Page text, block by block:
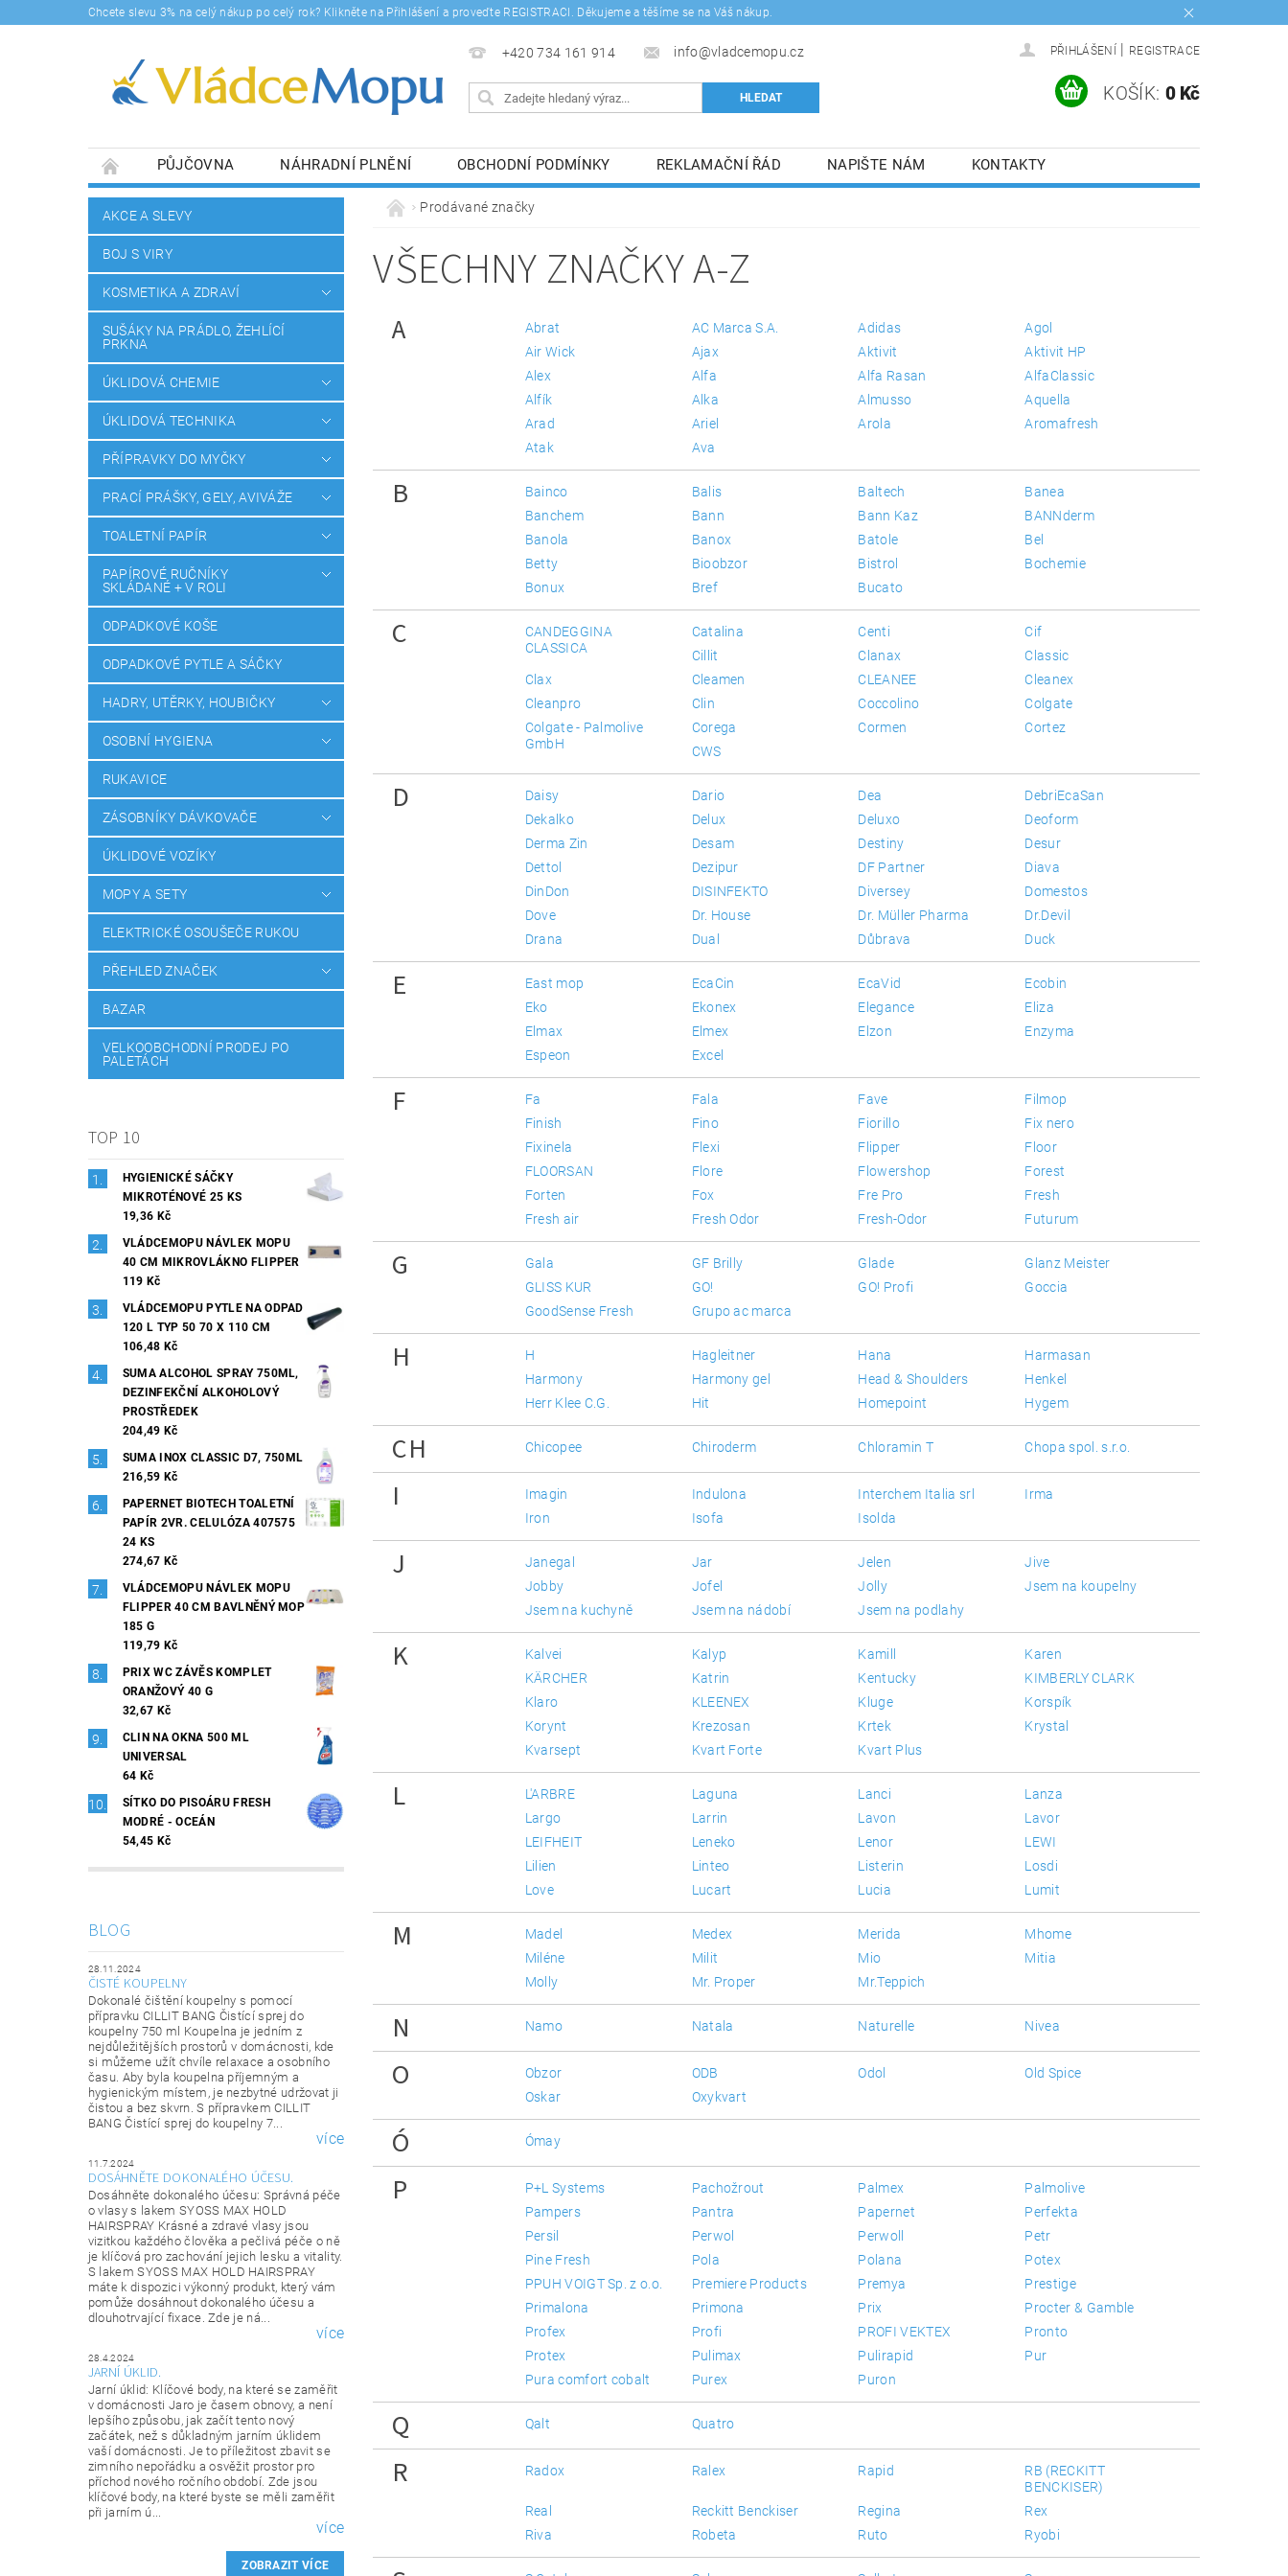
Chcete slevu 3% na celý nákup po celý rok? Klikněte na Přihlášení a proveďte REGISTRACI. Děkujeme a těšíme se na Váš nákup.
+420 734 161 914 info@vladcemopu.cz PŘIHLÁŠENÍ REGISTRACE
KOŠÍK: 0 Kč
PŮJČOVNA NÁHRADNÍ PLNĚNÍ OBCHODNÍ PODMÍNKY REKLAMAČNÍ ŘÁD NAPIŠTE NÁM
KONTAKTY
DOPRAVY A PLATBA
BLOG SOUHLASÍM SE ZPRACOVÁNÍM OSOBNÍCH ÚDAJŮ.
AKCE A SLEVY
BOJ S VIRY
KOSMETIKA A ZDRAVÍ
SUŠÁKY NA PRÁDLO, ŽEHLÍCÍ
PRKNA
ÚKLIDOVÁ CHEMIE
ÚKLIDOVÁ TECHNIKA
PŘÍPRAVKY DO MYČKY
PRACÍ PRÁŠKY, GELY, AVIVÁŽE
TOALETNÍ PAPÍR
PAPÍROVÉ RUČNÍKY
SKLÁDANÉ + V ROLI
ODPADKOVÉ KOŠE
ODPADKOVÉ PYTLE A SÁČKY
HADRY, UTĚRKY, HOUBIČKY
OSOBNÍ HYGIENA
RUKAVICE
ZÁSOBNÍKY DÁVKOVAČE
ÚKLIDOVÉ VOZÍKY
MOPY A SETY
ELEKTRICKÉ OSOUŠEČE RUKOU
PŘEHLED ZNAČEK
BAZAR
VELKOOBCHODNÍ PRODEJ PO
PALETÁCH
TOP 10
HYGIENICKÉ SÁČKY
MIKROTÉNOVÉ 25 KS
19,36 Kč
VLÁDCEMOPU NÁVLEK MOPU
40 CM MIKROVLÁKNO FLIPPER
119 Kč
VLÁDCEMOPU PYTLE NA ODPAD
120 L TYP 50 70 X 110 CM
106,48 Kč
SUMA ALCOHOL SPRAY 750ML,
DEZINFEKČNÍ ALKOHOLOVÝ
PROSTŘEDEK
204,49 Kč
SUMA INOX CLASSIC D7, 750ML
216,59 Kč
PAPERNET BIOTECH TOALETNÍ
PAPÍR 2VR. CELULÓZA 407575
24 KS
274,67 Kč
VLÁDCEMOPU NÁVLEK MOPU
FLIPPER 40 CM BAVLNĚNÝ MOP
185 G
119,79 Kč
PRIX WC ZÁVĚS KOMPLET
ORANŽOVÝ 40 G
32,67 Kč
CLIN NA OKNA 500 ML
UNIVERSAL
64 Kč
SÍTKO DO PISOÁRU FRESH
MODRÉ - OCEÁN
54,45 Kč
BLOG
28.11.2024
ČISTÉ KOUPELNY
Dokonalé čištění koupelny s pomocí
přípravku CILLIT BANG Čistící sprej do
koupelny 750 ml Koupelna je jedním z
nejdůležitějších prostorů v domácnosti, kde
si můžeme užít chvíle relaxace a osobního
času. Aby byla koupelna příjemným a
hygienickým místem, je nezbytné udržovat ji
čistou a bez skvrn. S přípravkem CILLIT
BANG Čistící sprej do koupelny 7...
více
11.7.2024
DOSÁHNĚTE DOKONALÉHO ÚČESU.
Dosáhněte dokonalého účesu: Správná péče
o vlasy s lakem SYOSS MAX HOLD
HAIRSPRAY Krásné a zdravé vlasy jsou
vizitkou každého člověka a pečlivá péče o ně
je klíčová pro zachování jejich lesku a vitality.
S lakem SYOSS MAX HOLD HAIRSPRAY
máte k dispozici výkonný produkt, který vám
pomůže dosáhnout dokonalého účesu a
dlouhotrvající fixace. Zde je ná...
více
28.4.2024
JARNÍ ÚKLID.
Jarní úklid: Klíčové body, na které se zaměřit
v domácnosti Jaro je časem obnovy, a není
lepšího způsobu, jak začít tento nový
začátek, než s důkladným jarním úklidem
vaší domácnosti. Je to příležitost zbavit se
zimního nepořádku a osvěžit prostor pro
příchod nového ročního období. Zde jsou
klíčové body, na které byste se měli zaměřit
při jarním ú...
více
ZOBRAZIT VÍCE
Prodávané značky
VŠECHNY ZNAČKY A-Z
A Abrat AC Marca S.A. Adidas
Agol
Air Wick
Ajax Aktivit
Aktivit HP
Alex
Alfa Alfa Rasan
AlfaClassic
Alfík
Alka Almusso
Aquella
Arad
Ariel Arola
Aromafresh
Atak
Ava
B Bainco Balis Baltech
Banea
Banchem
Bann Bann Kaz
BANNderm
Banola
Banox Batole
Bel
Betty
Bioobzor Bistrol
Bochemie
Bonux
Bref Bucato
C
CANDEGGINA
CLASSICA
Catalina Centi
Cif
Cillit
Clanax
Classic
Clax
Cleamen CLEANEE
Cleanex
Cleanpro
Clin Coccolino
Colgate
Colgate - Palmolive
GmbH
Corega Cormen
Cortez
CWS
D Daisy Dario Dea
DebriEcaSan
Dekalko
Delux Deluxo
Deoform
Derma Zin
Desam Destiny
Desur
Dettol
Dezipur DF Partner
Diava
DinDon
DISINFEKTO Diversey
Domestos
Dove
Dr. House Dr. Müller Pharma
Dr.Devil
Drana
Dual Důbrava Duck
E East mop EcaCin EcaVid
Ecobin
Eko
Ekonex Elegance
Eliza
Elmax
Elmex Elzon
Enzyma
Espeon
Excel
F Fa Fala Fave
Filmop
Finish
Fino Fiorillo
Fix nero
Fixinela
Flexi Flipper
Floor
FLOORSAN
Flore Flowershop
Forest
Forten
Fox Fre Pro
Fresh
Fresh air
Fresh Odor Fresh-Odor Futurum
G Gala GF Brilly Glade
Glanz Meister
GLISS KUR
GO! GO! Profi
Goccia
GoodSense Fresh
Grupo ac marca
H H Hagleitner Hana
Harmasan
Harmony
Harmony gel Head & Shoulders
Henkel
Herr Klee C.G.
Hit Homepoint Hygem
CH Chicopee Chiroderm Chloramin T Chopa spol. s.r.o.
I Imagin Indulona Interchem Italia srl
Irma
Iron
Isofa Isolda
J Janegal Jar Jelen
Jive
Jobby
Jofel Jolly
Jsem na koupelny
Jsem na kuchyně
Jsem na nádobí Jsem na podlahy
K Kalvei Kalyp Kamill
Karen
KÄRCHER
Katrin Kentucky
KIMBERLY CLARK
Klaro
KLEENEX Kluge
Korspík
Korynt
Krezosan Krtek
Krystal
Kvarsept
Kvart Forte Kvart Plus
L L'ARBRE Laguna Lanci
Lanza
Largo
Larrin Lavon
Lavor
LEIFHEIT
Leneko Lenor
LEWI
Lilien
Linteo Listerin
Losdi
Love
Lucart Lucia Lumit
M Madel Medex Merida
Mhome
Miléne
Milit Mio
Mitia
Molly
Mr. Proper Mr.Teppich
N Namo Natala Naturelle Nivea
O Obzor ODB Odol
Old Spice
Oskar
Oxykvart
Ó Ómay
P P+L Systems Pachožrout Palmex
Palmolive
Pampers
Pantra Papernet
Perfekta
Persil
Perwol Perwoll
Petr
Pine Fresh
Pola Polana
Potex
PPUH VOIGT Sp. z o.o.
Premiere Products Premya
Prestige
Primalona
Primona Prix
Procter & Gamble
Profex
Profi PROFI VEKTEX
Pronto
Protex
Pulimax Pulirapid
Pur
Pura comfort cobalt
Purex Puron
Q Qalt Quatro
R Radox Ralex Rapid
RB (RECKITT
BENCKISER)
Real
Reckitt Benckiser Regina
Rex
Riva
Robeta Ruto Ryobi